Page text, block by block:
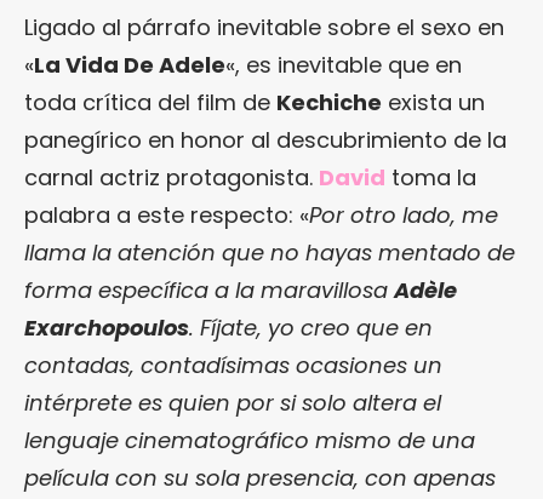
Ligado al párrafo inevitable sobre el sexo en
«La Vida De Adele«, es inevitable que en
toda crítica del film de Kechiche exista un
panegírico en honor al descubrimiento de la
carnal actriz protagonista. David toma la
palabra a este respecto: «Por otro lado, me
llama la atención que no hayas mentado de
forma específica a la maravillosaAdèle
Exarchopoulos. Fíjate, yo creo que en
contadas, contadísimas ocasiones un
intérprete es quien por si solo altera el
lenguaje cinematográfico mismo de una
película con su sola presencia, con apenas